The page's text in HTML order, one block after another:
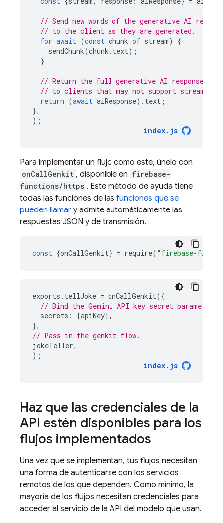
// Send new words of the generative AI
// to the client as they are generated.
for await (const chunk of stream)
{
sendChunk(chunk . text);
}
// Return the full generative AI response
// to clients that may not support streaming.
return (await aiResponse). text ;
},
);
index. js
Para implementar un flujo como este, únelo con
onCallGenkit , disponible en firebase-
functions/https . Este método de ayuda tiene
todas las funciones de las funciones que se
pueden llamar y admite automáticamente las
respuestas JSON y de transmisión.
const {onCallGenkit} = require( "firebase-
exports . tellJoke = onCallGenkit({
// Bind the Gemini API key secret parameter
secrets : [apiKey],
},
// Pass in the genkit flow.
jokeTeller,
);
index. js
Haz que las credenciales de la
API estén disponibles para los
flujos implementados
Una vez que se implementan, tus flujos necesitan
una forma de autenticarse con los servicios
remotos de los que dependen. Como mínimo, la
mayoría de los flujos necesitan credenciales para
acceder al servicio de la API del modelo que usan.